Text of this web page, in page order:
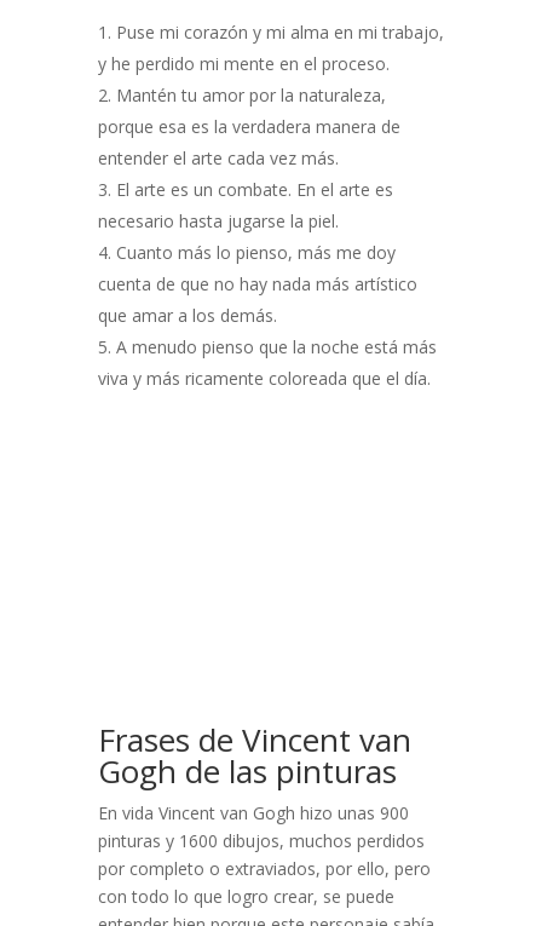
Puse mi corazón y mi alma en mi trabajo,
y he perdido mi mente en el proceso.
Mantén tu amor por la naturaleza,
porque esa es la verdadera manera de
entender el arte cada vez más.
El arte es un combate. En el arte es
necesario hasta jugarse la piel.
Cuanto más lo pienso, más me doy
cuenta de que no hay nada más artístico
que amar a los demás.
A menudo pienso que la noche está más
viva y más ricamente coloreada que el día.
Frases de Vincent van
Gogh de las pinturas
En vida Vincent van Gogh hizo unas 900
pinturas y 1600 dibujos, muchos perdidos
por completo o extraviados, por ello, pero
con todo lo que logro crear, se puede